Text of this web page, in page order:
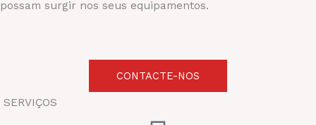
possam surgir nos seus equipamentos.
CONTACTE-NOS
SERVIÇOS